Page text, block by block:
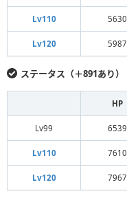
Lv110 5630
Lv120 5987
ステータス（＋891あり）
HP
Lv99 6539
Lv110 7610
Lv120 7967